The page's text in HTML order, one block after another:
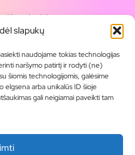
slapukų
naudojame tokias technologijas
naršymo patirtį ir rodyti (ne)
šiomis technologijomis, galėsime
elgsena arba unikalūs ID šioje
gali neigiamai paveikti tam
Kontaktai /
rekvizitai